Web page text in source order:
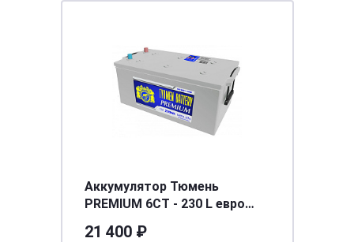
Аккумулятор Тюмень
PREMIUM 6СТ - 230 L евро
21 400 ₽